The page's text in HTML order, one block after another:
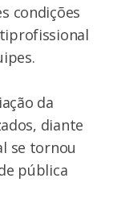
condições
da
diante
se tornou
pública